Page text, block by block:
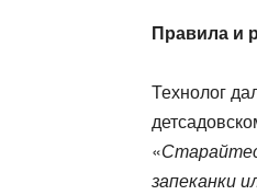
Правила и
Технолог
«
запеканки